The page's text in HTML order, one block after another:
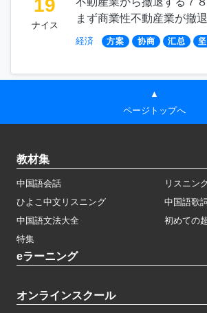
19
ナイス
まず商業性不動産業が撤退
経済 方案 协商 汇总
▲
ページトップへ
教材集
中国語会話
リスニン
ひよこ中文リスニング
中国語歌詞
中国語文法大全
初めての
特集
eラーニング
オンラインスクール